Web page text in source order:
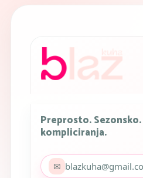
Preprosto.
kompliciranja.
✉